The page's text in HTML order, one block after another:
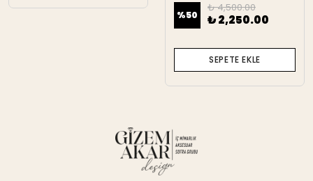
%50
₺ 4,500.00
₺ 2,250.00
SEPETE EKLE